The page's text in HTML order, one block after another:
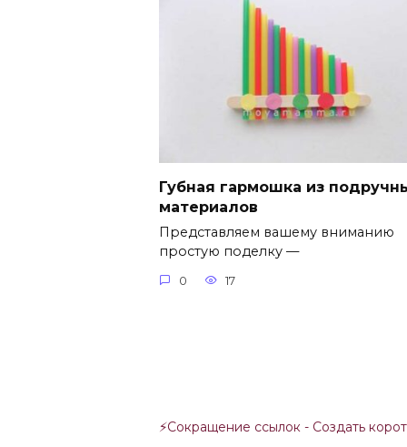
Губная гармошка из
материалов
Представляем вашему вниманию
простую поделку —
0 17
⚡Сокращение ссылок - Создать